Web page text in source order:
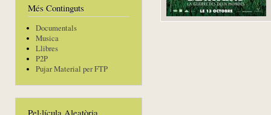
Més Continguts
Documentals
Musica
Llibres
P2P
Pujar Material per FTP